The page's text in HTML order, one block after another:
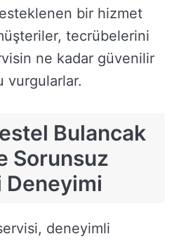
bir hizmet
tecrübelerini
ne kadar güvenilir
vurgularlar.
Bulancak
Sorunsuz
Deneyimi
deneyimli